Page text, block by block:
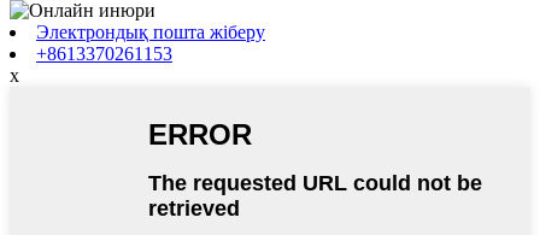
Электрондық пошта жіберу
+8613370261153
x